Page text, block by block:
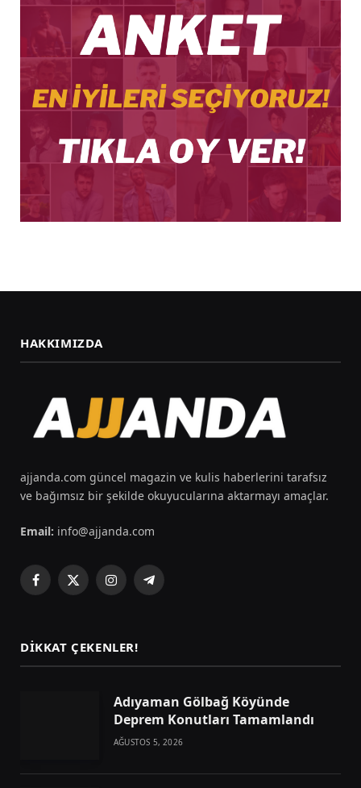
HAKKIMIZDA
ajjanda.com güncel magazin ve kulis haberlerini tarafsız
ve bağımsız bir şekilde okuyucularına aktarmayı amaçlar.
Email: info@ajjanda.com
Facebook
X
InstagramTelegram
DIKKAT ÇEKENLER!
Adıyaman Gölbağ Köyünde
Deprem Konutları Tamamlandı
AĞUSTOS 5, 2026